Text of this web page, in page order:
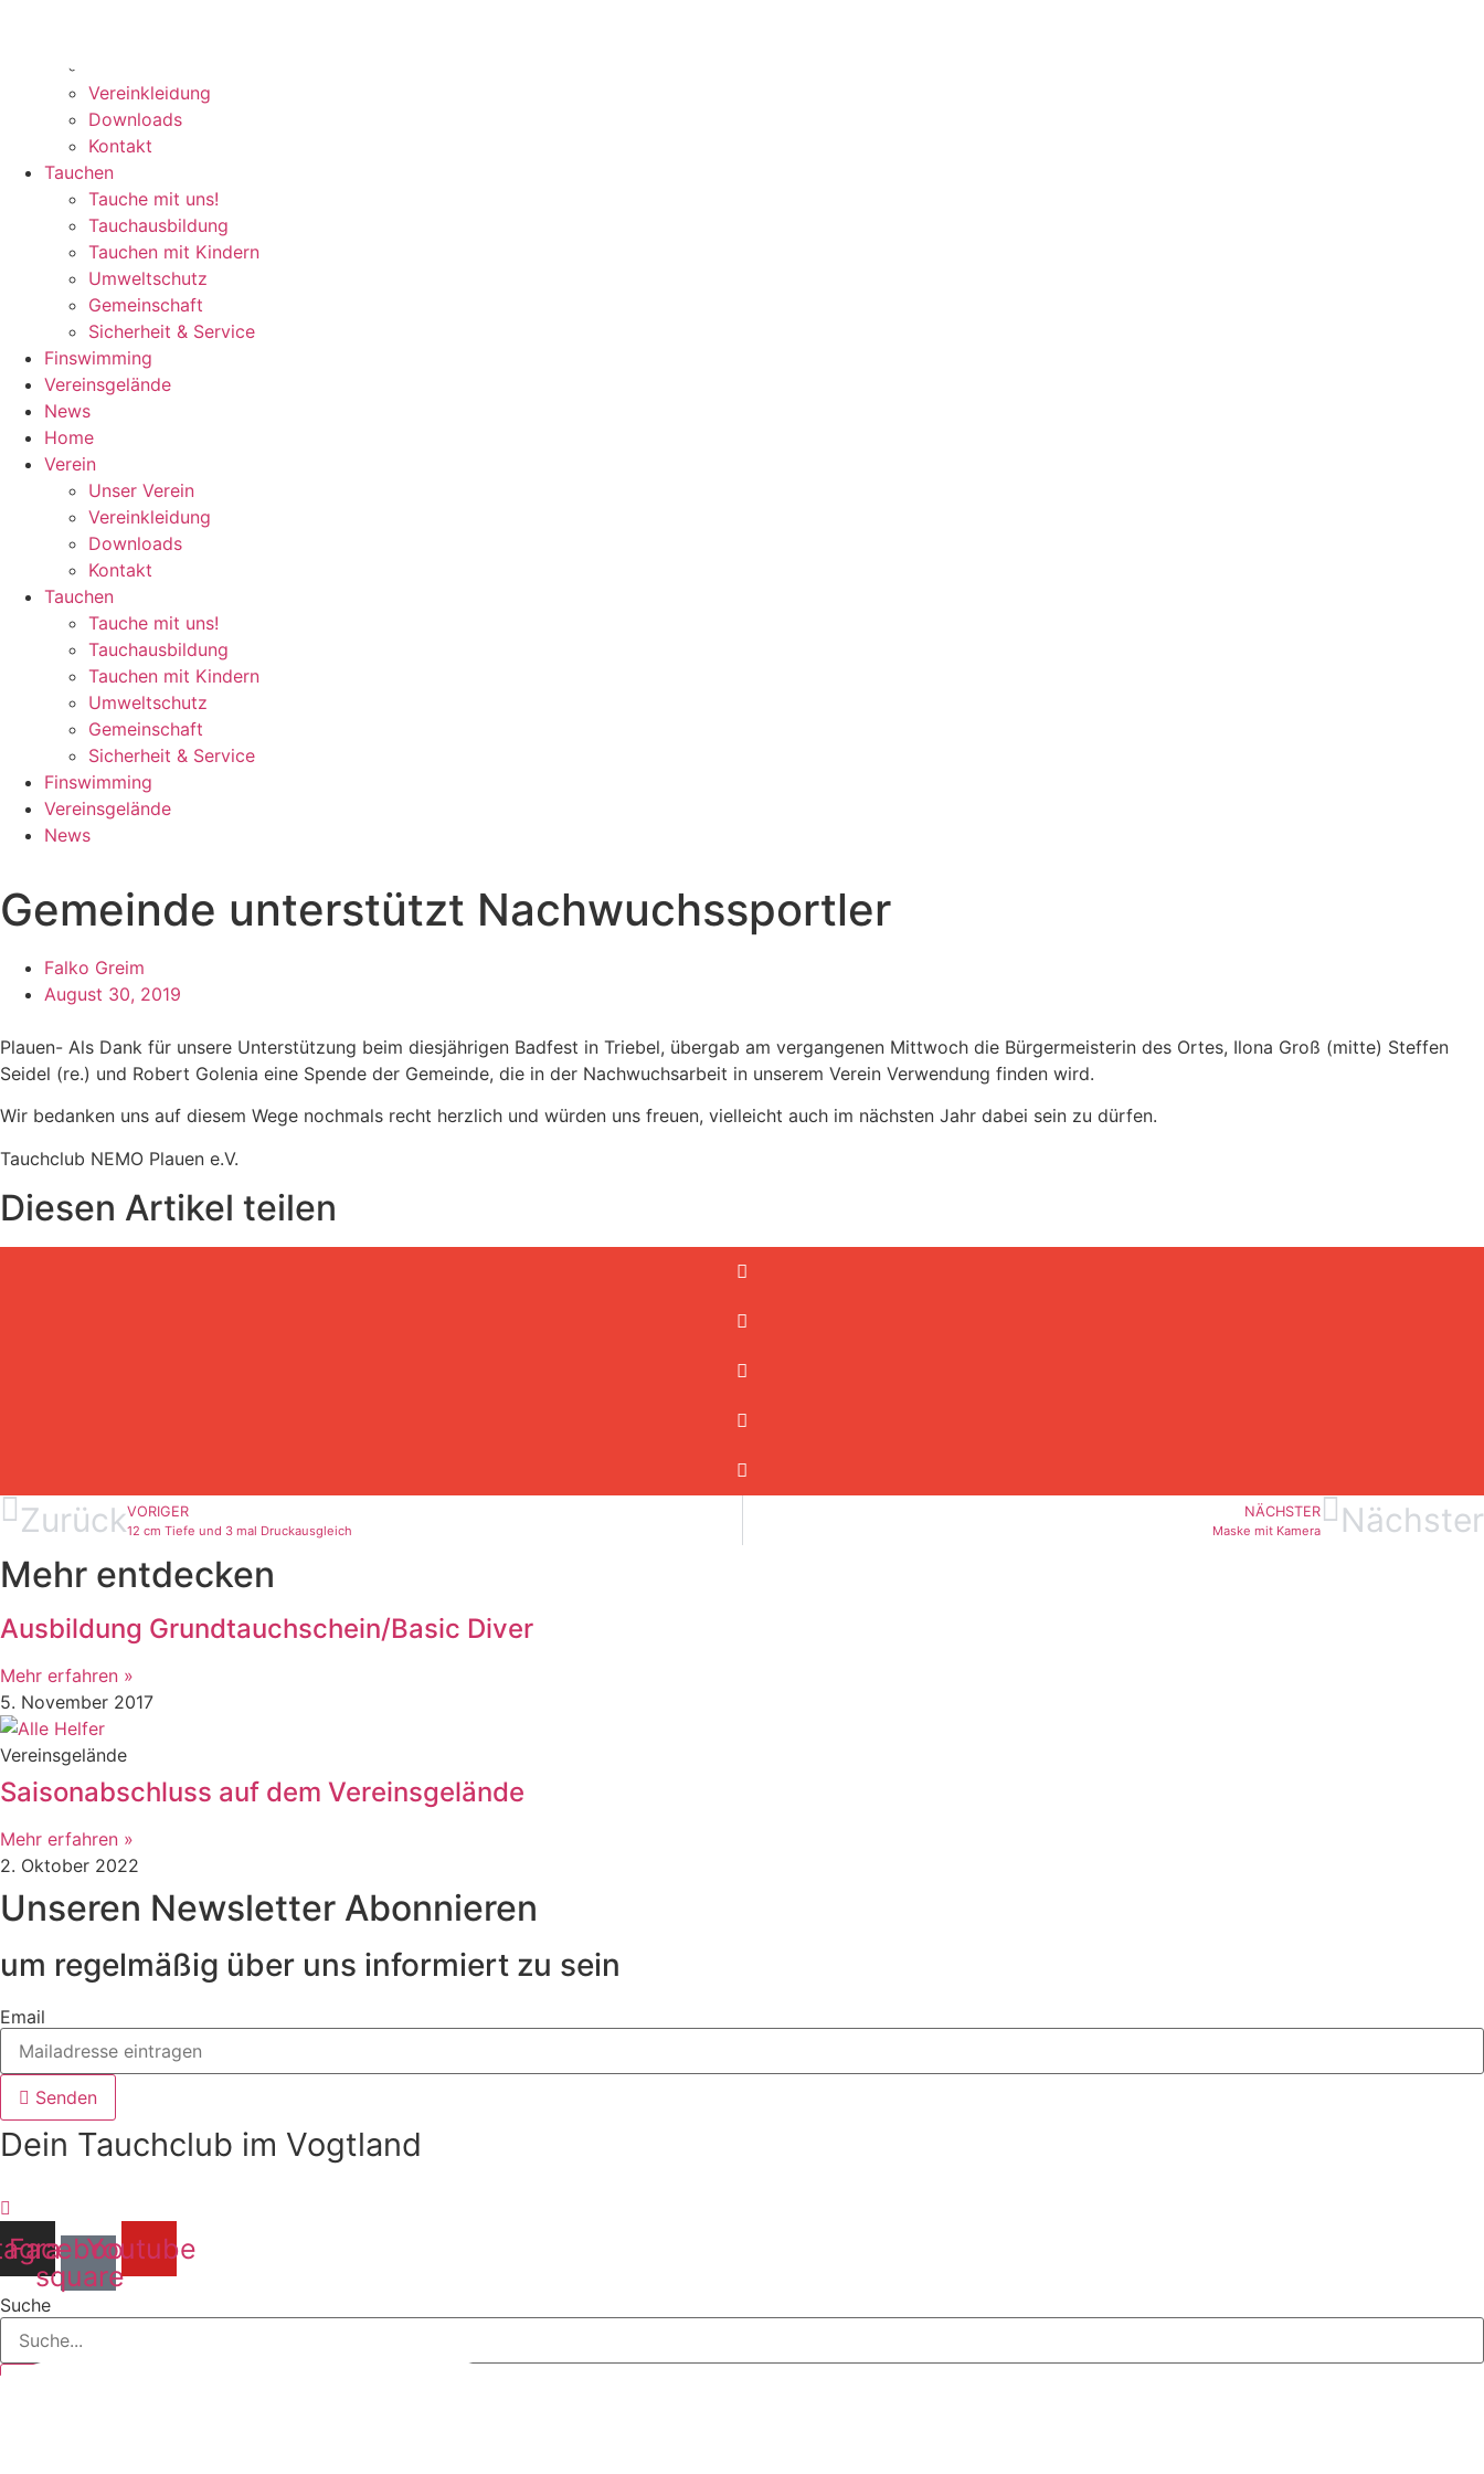
wechseln
Vereinkleidung
Downloads
Kontakt
Tauchen
Tauche mit uns!
Tauchausbildung
Tauchen mit Kindern
Umweltschutz
Gemeinschaft
Sicherheit & Service
Finswimming
Vereinsgelände
News
Home
Verein
Unser Verein
Vereinkleidung
Downloads
Kontakt
Tauchen
Tauche mit uns!
Tauchausbildung
Tauchen mit Kindern
Umweltschutz
Gemeinschaft
Sicherheit & Service
Finswimming
Vereinsgelände
News
Gemeinde unterstützt Nachwuchssportler
Falko Greim
August 30, 2019
Plauen- Als Dank für unsere Unterstützung beim diesjährigen Badfest in Triebel, übergab am vergangenen Mittwoch die Bürgermeisterin des Ortes, Ilona Groß (mitte) Steffen
Seidel (re.) und Robert Golenia eine Spende der Gemeinde, die in der Nachwuchsarbeit in unserem Verein Verwendung finden wird.
Wir bedanken uns auf diesem Wege nochmals recht herzlich und würden uns freuen, vielleicht auch im nächsten Jahr dabei sein zu dürfen.
Tauchclub NEMO Plauen e.V.
Diesen Artikel teilen
ZurückVORIGER
12 cm Tiefe und 3 mal Druckausgleich
NÄCHSTER
Maske mit Kamera Nächster
Mehr entdecken
Ausbildung Grundtauchschein/Basic Diver
Mehr erfahren »
5. November 2017
Vereinsgelände
Saisonabschluss auf dem Vereinsgelände
Mehr erfahren »
2. Oktober 2022
Unseren Newsletter Abonnieren
um regelmäßig über uns informiert zu sein
Email
Senden
Dein Tauchclub im Vogtland
Facebook-
square
Youtube
Suche